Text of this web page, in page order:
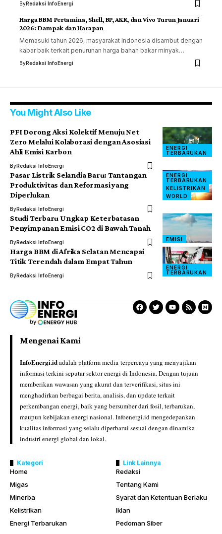
ByRedaksi InfoEnergi
Harga BBM Pertamina, Shell, BP, AKR, dan Vivo Turun Januari
2026: Dampak dan Harapan
Memasuki tahun 2026, masyarakat Indonesia disambut dengan
kabar baik terkait penurunan harga bahan bakar minyak…
ByRedaksi InfoEnergi
You Might Also Like
ENERGI
TERBARUKAN
PFI Dorong Aksi Kolektif Menuju Net
Zero Melalui Kolaborasi dengan Asosiasi
Ahli Emisi Karbon
ByRedaksi InfoEnergi
ENERGI
TERBARUKAN
KELISTRIKAN
WORLD
Pasar Listrik Selandia Baru: Tantangan
Produktivitas dan Reformasi yang
Diperlukan
ByRedaksi InfoEnergi
EMISI
Studi Terbaru Ungkap Keterbatasan
Penyimpanan Emisi CO2 di Bawah Tanah
ByRedaksi InfoEnergi
ENERGI
TERBARUKAN
Harga BBM di Afrika Selatan Mencapai
Titik Terendah dalam Empat Tahun
ByRedaksi InfoEnergi
Mengenai Kami
InfoEnergi.idadalah platform media terpercaya yang menyajikan
informasi terkini seputar sektor energi di Indonesia. Dengan tujuan
memberikan wawasan yang akurat dan terverifikasi, situs ini
menghadirkan berbagai berita, analisis, dan update terkait
perkembangan energi, baik yang bersumber dari fosil, terbarukan,
maupun kebijakan energi nasional. Infoenergi.id mengedepankan
kualitas informasi yang selalu diperbarui sesuai dengan dinamika
industri energi global dan lokal.
Kategori
Home
Migas
Minerba
Kelistrikan
Energi Terbarukan
Link Lainnya
Redaksi
Tentang Kami
Syarat dan Ketentuan Berlaku
Iklan
Pedoman Siber